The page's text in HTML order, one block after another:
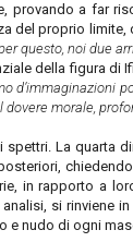
provando a far
del proprio limite,
questo, noi due
della figura
d’immaginazioni
dovere morale,
spettri. La quarta
in rapporto a
si rinviene
nudo di ogni